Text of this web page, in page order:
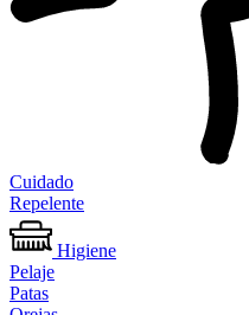
Cuidado
Repelente
Higiene
Pelaje
Patas